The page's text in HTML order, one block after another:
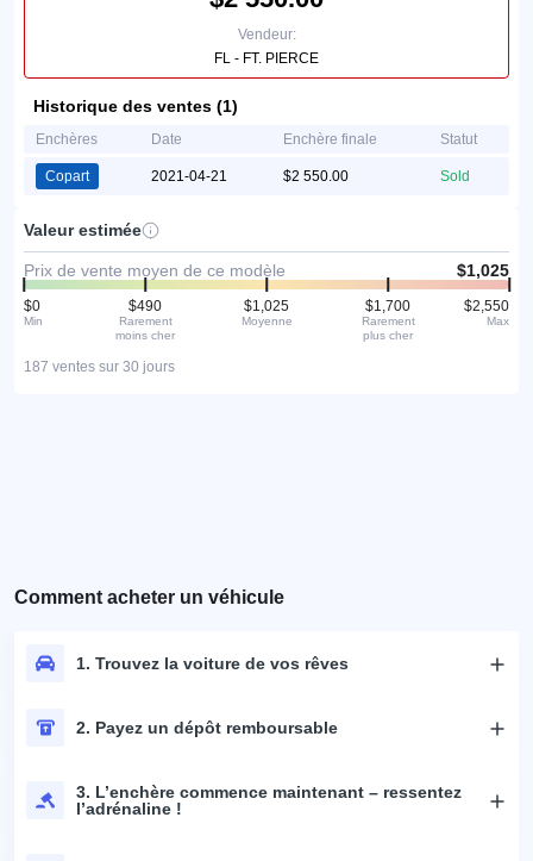
Vendeur:
FL - FT. PIERCE
Historique des ventes (1)
Enchères Date Enchère finale Statut
Copart 2021-04-21 $2 550.00 Sold
Valeur estimée
Prix de vente moyen de ce modèle $1,025
$0
Min
$490
Rarement
moins cher
$1,025
Moyenne
$1,700
Rarement
plus cher
$2,550
Max
187 ventes sur 30 jours
Comment acheter un véhicule
1. Trouvez la voiture de vos rêves
2. Payez un dépôt remboursable
3. L’enchère commence maintenant – ressentez
l’adrénaline !